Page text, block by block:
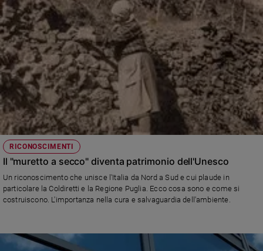
RICONOSCIMENTI
Il "muretto a secco" diventa patrimonio dell'Unesco
Un riconoscimento che unisce l'Italia da Nord a Sud e cui plaude in
particolare la Coldiretti e la Regione Puglia. Ecco cosa sono e come si
costruiscono. L'importanza nella cura e salvaguardia dell'ambiente.